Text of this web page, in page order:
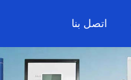
اتصل بنا